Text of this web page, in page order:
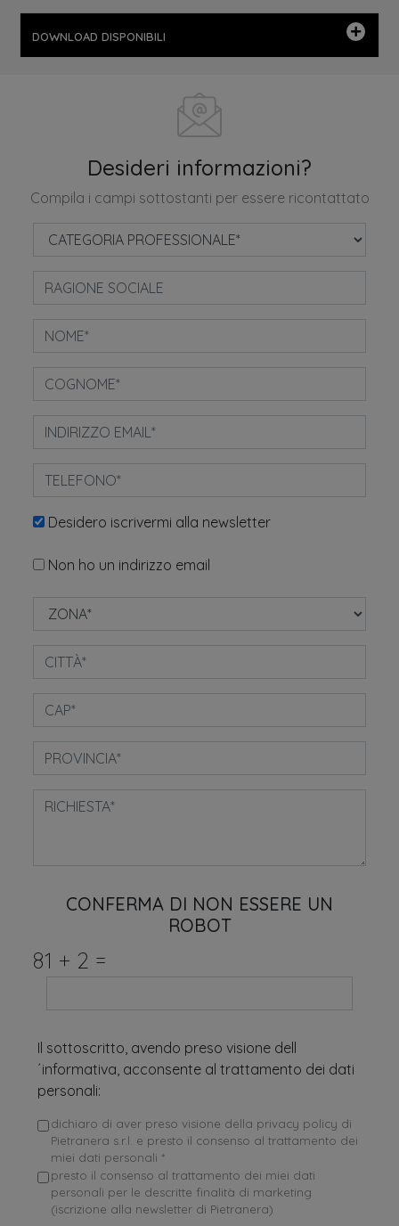
DOWNLOAD DISPONIBILI
Desideri informazioni?
Compila i campi sottostanti per essere ricontattato
Desidero iscrivermi alla newsletter
Non ho un indirizzo email
CONFERMA DI NON ESSERE UN
ROBOT
81 + 2 =
Il sottoscritto, avendo preso visione dell
´informativa, acconsente al trattamento dei dati
personali:
dichiaro di aver preso visione della privacy policy di
Pietranera s.r.l. e presto il consenso al trattamento dei
miei dati personali *
presto il consenso al trattamento dei miei dati
personali per le descritte finalità di marketing
(iscrizione alla newsletter di Pietranera)